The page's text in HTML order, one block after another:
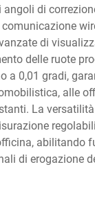
di
di
delle ruote
a 0,01 gradi,
alle
La
abilitando
di erogazione